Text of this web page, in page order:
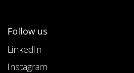
Follow us
LinkedIn
Instagram